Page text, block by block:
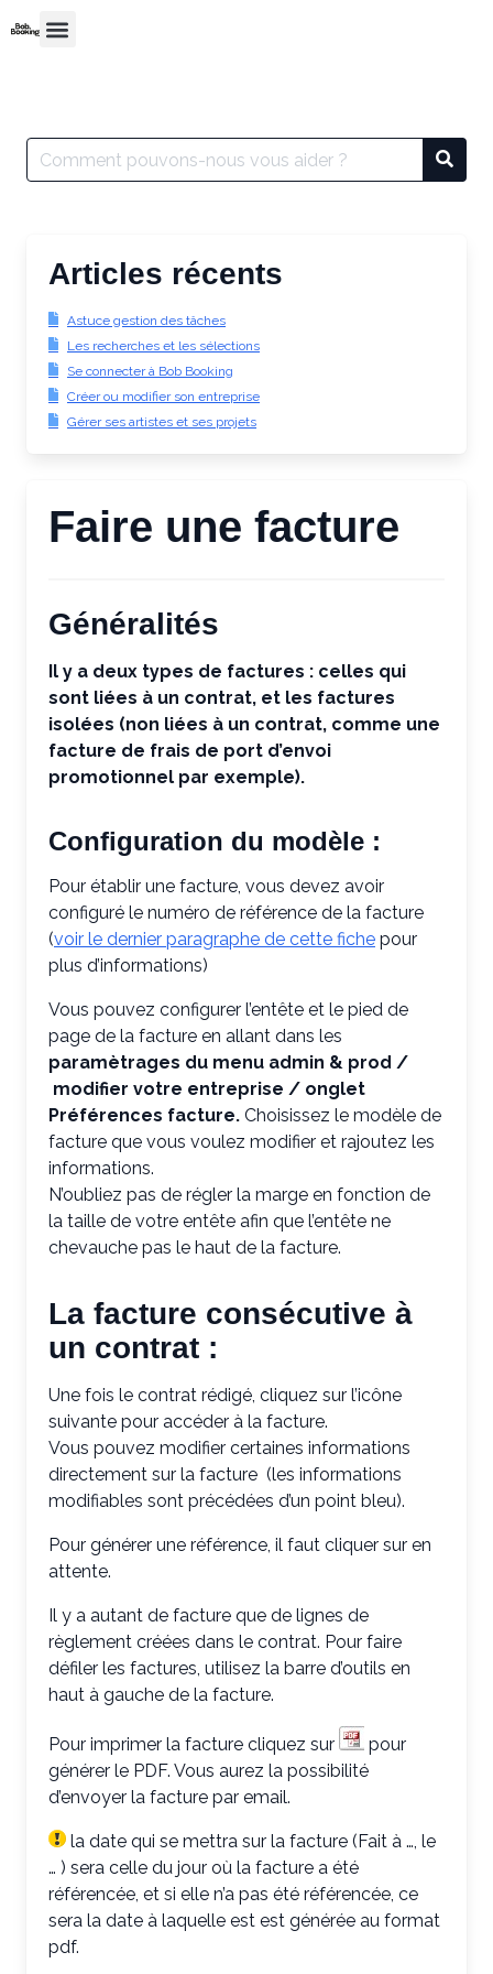
Articles récents
Astuce gestion des tâches
Les recherches et les sélections
Se connecter à Bob Booking
Créer ou modifier son entreprise
Gérer ses artistes et ses projets
Faire une facture
Généralités
Il y a deux types de factures : celles qui
sont liées à un contrat, et les factures
isolées (non liées à un contrat, comme une
facture de frais de port d’envoi
promotionnel par exemple).
Configuration du modèle :
Pour établir une facture, vous devez avoir
configuré le numéro de référence de la facture
(voir le dernier paragraphe de cette fiche pour
plus d’informations)
Vous pouvez configurer l’entête et le pied de
page de la facture en allant dans les
paramètrages du menu admin & prod /
modifier votre entreprise / onglet
Préférences facture. Choisissez le modèle de
facture que vous voulez modifier et rajoutez les
informations.
N’oubliez pas de régler la marge en fonction de
la taille de votre entête afin que l’entête ne
chevauche pas le haut de la facture.
La facture consécutive à
un contrat :
Une fois le contrat rédigé, cliquez sur l’icône
suivante pour accéder à la facture.
Vous pouvez modifier certaines informations
directement sur la facture (les informations
modifiables sont précédées d’un point bleu).
Pour générer une référence, il faut cliquer sur en
attente.
Il y a autant de facture que de lignes de
règlement créées dans le contrat. Pour faire
défiler les factures, utilisez la barre d’outils en
haut à gauche de la facture.
Pour imprimer la facture cliquez sur
pour
générer le PDF. Vous aurez la possibilité
d’envoyer la facture par email.
la date qui se mettra sur la facture (Fait à …, le
… ) sera celle du jour où la facture a été
référencée, et si elle n’a pas été référencée, ce
sera la date à laquelle est est générée au format
pdf.